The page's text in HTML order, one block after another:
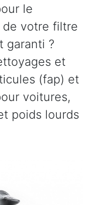
le
votre filtre
garanti ?
et
(fap) et
voitures,
poids lourds